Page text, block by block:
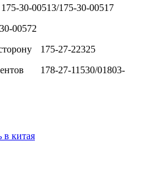
175-30-00513/175-30-00517
00572
175-27-22325
178-27-11530/01803-
в китая